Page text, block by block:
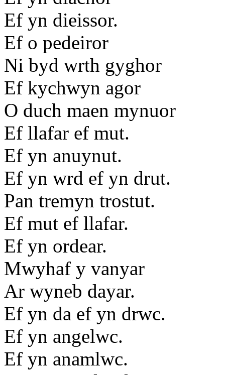
Ef yn dieissor.
Ef o pedeiror
Ni byd wrth gyghor
Ef kychwyn agor
O duch maen mynuor
Ef llafar ef mut.
Ef yn anuynut.
Ef yn wrd ef yn drut.
Pan tremyn trostut.
Ef mut ef llafar.
Ef yn ordear.
Mwyhaf y vanyar
Ar wyneb dayar.
Ef yn da ef yn drwc.
Ef yn angelwc.
Ef yn anamlwc.